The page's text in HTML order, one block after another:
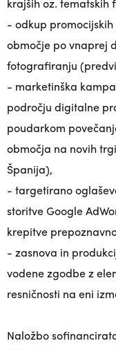
krajših oz. tematskih
- odkup
območje po vnaprej
fotografiranju
- marketinška
področju digitalne
poudarkom
območja na novih
Španija),
- targetirano
storitve Google
krepitve
- zasnova in
vodene zgodbe z
resničnosti na eni
Naložbo